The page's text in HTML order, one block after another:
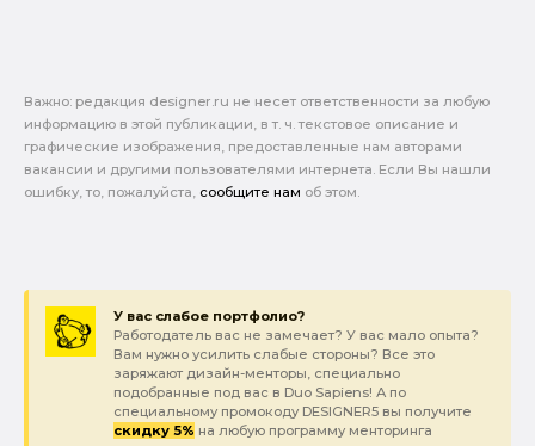
Важно: pедакция designer.ru не несет ответственности за любую
информацию в этой публикации, в т. ч. текстовое описание и
графические изображения, предоставленные нам авторами
вакансии и другими пользователями интернета. Если Вы нашли
ошибку, то, пожалуйста, сообщите нам об этом.
У вас слабое портфолио?
Работодатель вас не замечает? У вас мало опыта?
Вам нужно усилить слабые стороны? Все это
заряжают дизайн-менторы, специально
подобранные под вас в Duo Sapiens! А по
специальному промокоду DESIGNER5 вы получите
скидку 5% на любую программу менторинга